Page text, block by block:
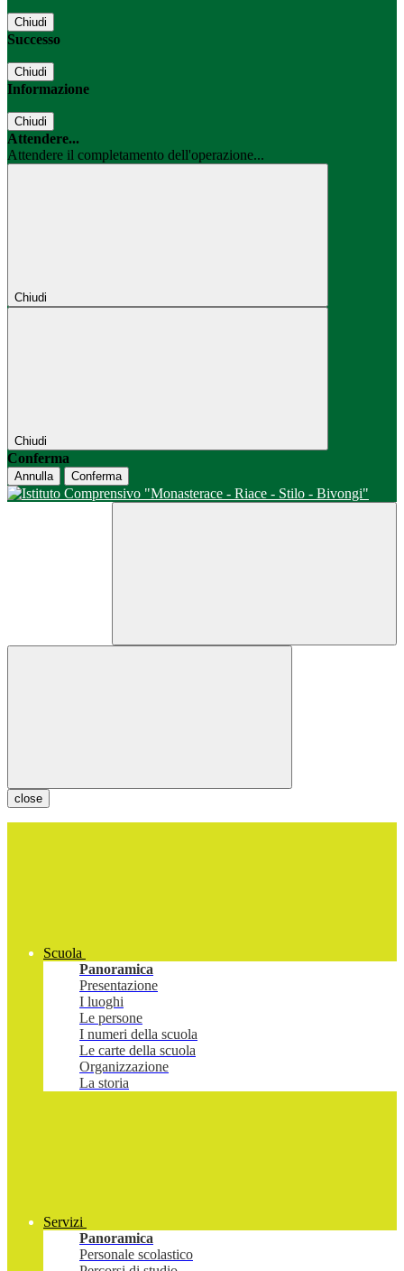
Chiudi
Successo
Chiudi
Informazione
Chiudi
Attendere...
Attendere il completamento dell'operazione...
Chiudi
Chiudi
Conferma
Annulla Conferma
close
Scuola
Panoramica
Presentazione
I luoghi
Le persone
I numeri della scuola
Le carte della scuola
Organizzazione
La storia
Servizi
Panoramica
Personale scolastico